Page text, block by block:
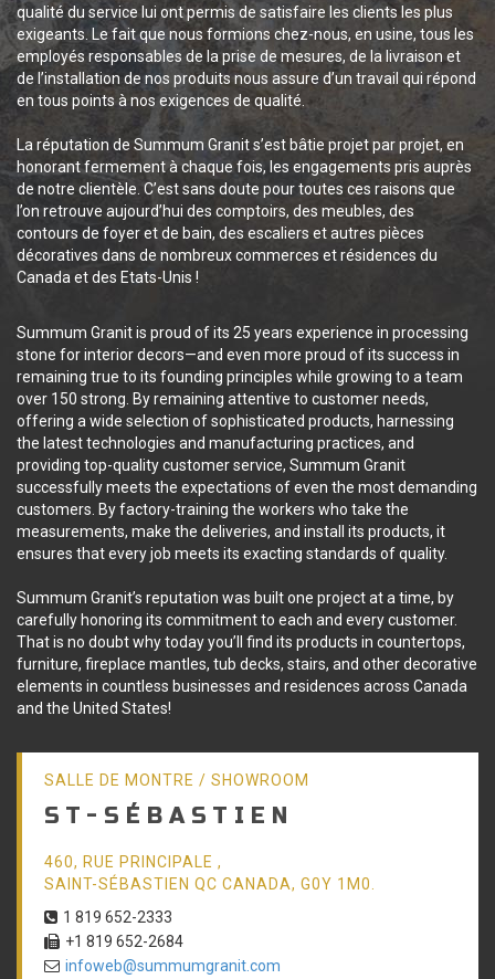
qualité du service lui ont permis de satisfaire les clients les plus
exigeants. Le fait que nous formions chez-nous, en usine, tous les
employés responsables de la prise de mesures, de la livraison et
de l’installation de nos produits nous assure d’un travail qui répond
en tous points à nos exigences de qualité.
La réputation de Summum Granit s’est bâtie projet par projet, en
honorant fermement à chaque fois, les engagements pris auprès
de notre clientèle. C’est sans doute pour toutes ces raisons que
l’on retrouve aujourd’hui des comptoirs, des meubles, des
contours de foyer et de bain, des escaliers et autres pièces
décoratives dans de nombreux commerces et résidences du
Canada et des Etats-Unis !
Summum Granit is proud of its 25 years experience in processing
stone for interior decors—and even more proud of its success in
remaining true to its founding principles while growing to a team
over 150 strong. By remaining attentive to customer needs,
offering a wide selection of sophisticated products, harnessing
the latest technologies and manufacturing practices, and
providing top-quality customer service, Summum Granit
successfully meets the expectations of even the most demanding
customers. By factory-training the workers who take the
measurements, make the deliveries, and install its products, it
ensures that every job meets its exacting standards of quality.
Summum Granit’s reputation was built one project at a time, by
carefully honoring its commitment to each and every customer.
That is no doubt why today you’ll find its products in countertops,
furniture, fireplace mantles, tub decks, stairs, and other decorative
elements in countless businesses and residences across Canada
and the United States!
SALLE DE MONTRE / SHOWROOM
ST-SÉBASTIEN
460, RUE PRINCIPALE ,
SAINT-SÉBASTIEN QC CANADA, G0Y 1M0.
1 819 652-2333
+1 819 652-2684
infoweb@summumgranit.com